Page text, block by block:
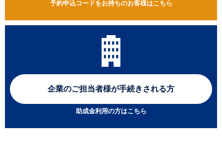
予約申込コードをお持ちのお客様はこちら
企業のご担当者様が手続きされる方
助成金利用の方はこちら